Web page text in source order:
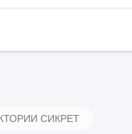
СИКРЕТ